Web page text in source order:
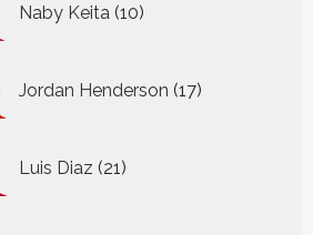
Naby Keita 10
producten
Jordan Henderson 17
producten
Luis Diaz 21
producten